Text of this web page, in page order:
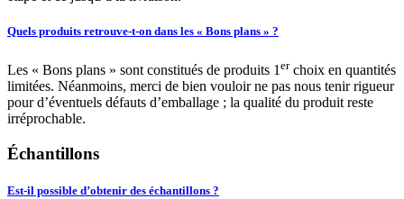
Quels produits retrouve-t-on dans les « Bons plans » ?
Les « Bons plans » sont constitués de produits 1 erchoix en quantités
limitées. Néanmoins, merci de bien vouloir ne pas nous tenir rigueur
pour d’éventuels défauts d’emballage ; la qualité du produit reste
irréprochable.
Échantillons
Est-il possible d’obtenir des échantillons ?